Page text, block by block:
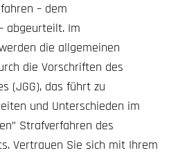
– dem
abgeurteilt. Im
die allgemeinen
die Vorschriften des
(JGG), das führt zu
und Unterschieden im
Strafverfahren des
Vertrauen Sie sich mit Ihrem